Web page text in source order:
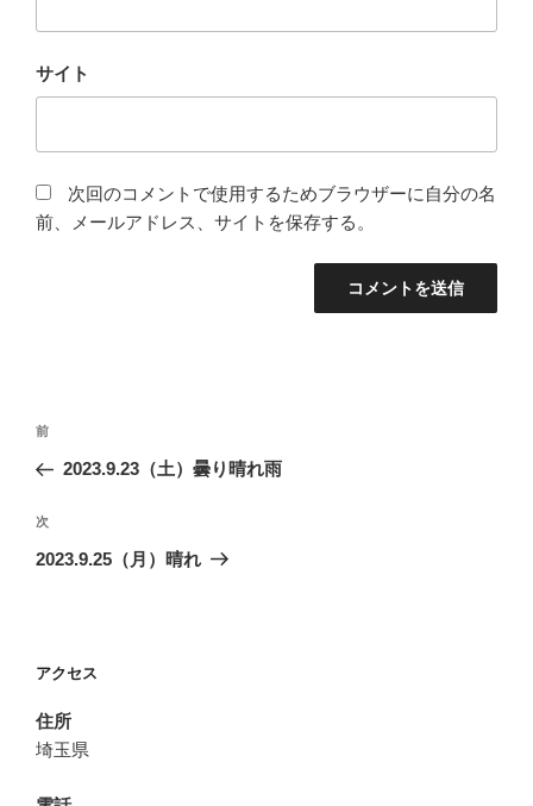
サイト
次回のコメントで使用するためブラウザーに自分の名
前、メールアドレス、サイトを保存する。
投
ナ
ビ
ゲ
ン
前
の
稿
前
2023.9.23（土）曇り晴れ雨
次
の
次
2023.9.25（月）晴れ
アクセス
住所
埼玉県